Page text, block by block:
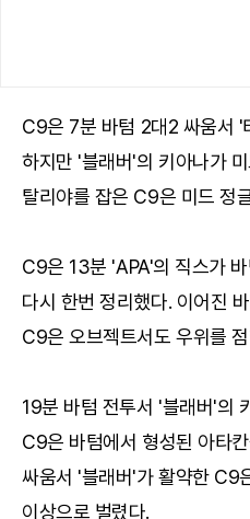
C9은 7분 바텀 2대2 싸움서 '
하지만 '블래버'의 키아나가
탈리야를 잡은 C9은 미드 정
C9은 13분 'APA'의 직스가
다시 한번 정리했다. 이어진
C9은 오브젝트서도 우위를
19분 바텀 전투서 '블래버'의
C9은 바텀에서 형성된 아타
싸움서 '블래버'가 활약한 C9
이상으로 벌렸다.